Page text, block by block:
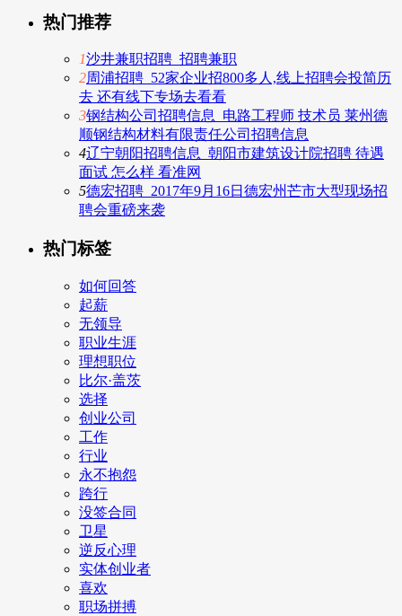
热门推荐
1沙井兼职招聘_招聘兼职
2周浦招聘_52家企业招800多人,线上招聘会投简历
去 还有线下专场去看看
3钢结构公司招聘信息_电路工程师 技术员 莱州德
顺钢结构材料有限责任公司招聘信息
4辽宁朝阳招聘信息_朝阳市建筑设计院招聘 待遇
面试 怎么样 看准网
5德宏招聘_2017年9月16日德宏州芒市大型现场招
聘会重磅来袭
热门标签
如何回答
起薪
无领导
职业生涯
理想职位
比尔·盖茨
选择
创业公司
工作
行业
永不抱怨
跨行
没签合同
卫星
逆反心理
实体创业者
喜欢
职场拼搏